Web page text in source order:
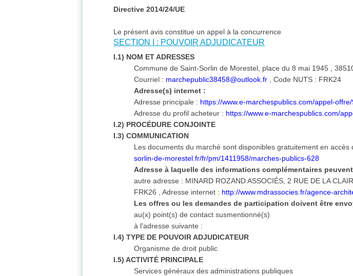
Directive 2014/24/UE
Le présent avis constitue un appel à la concurrence
SECTION I : POUVOIR ADJUDICATEUR
I.1) NOM ET ADRESSES
Commune de Saint-Sorlin de Morestel, place du 8 mai 1945 ,
Courriel : marchepublic38458@outlook.fr , Code NUTS : FRK24
Adresse(s) internet :
Adresse principale : https://www.e-marchespublics.com/appel-
Adresse du profil acheteur : https://www.e-marchespublics.com/
I.2) PROCÉDURE CONJOINTE
I.3) COMMUNICATION
Les documents du marché sont disponibles gratuitement en
sorlin-de-morestel.fr/fr/pm/1411958/marches-publics-628
Adresse à laquelle des informations complémentaires
autre adresse : MINARD ROZAND ASSOCIÉS, 2 RUE DE LA
FRK26 , Adresse internet : http://www.mdrassocies.fr/agence-
Les offres ou les demandes de participation doivent être
au(x) point(s) de contact susmentionné(s)
à l'adresse suivante :
I.4) TYPE DE POUVOIR ADJUDICATEUR
Organisme de droit public
I.5) ACTIVITÉ PRINCIPALE
Services généraux des administrations publiques